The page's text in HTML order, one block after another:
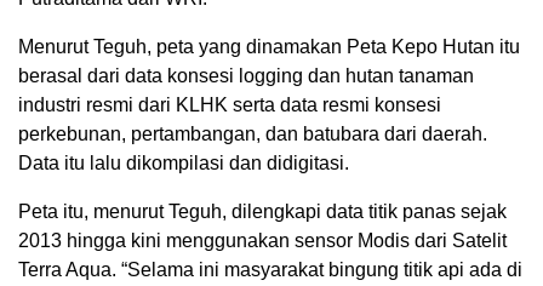
Menurut Teguh, peta yang dinamakan Peta Kepo Hutan itu
berasal dari data konsesi logging dan hutan tanaman
industri resmi dari KLHK serta data resmi konsesi
perkebunan, pertambangan, dan batubara dari daerah.
Data itu lalu dikompilasi dan didigitasi.
Peta itu, menurut Teguh, dilengkapi data titik panas sejak
2013 hingga kini menggunakan sensor Modis dari Satelit
Terra Aqua. “Selama ini masyarakat bingung titik api ada di